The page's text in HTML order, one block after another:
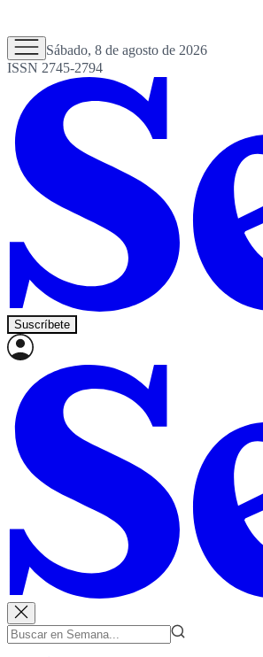
Sábado, 8 de agosto de 2026
ISSN 2745-2794
Suscríbete